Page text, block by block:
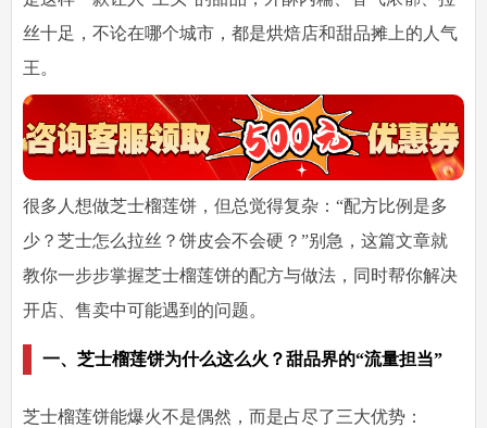
丝十足，不论在哪个城市，都是烘焙店和甜品摊上的人气
王。
很多人想做芝士榴莲饼，但总觉得复杂：“配方比例是多
少？芝士怎么拉丝？饼皮会不会硬？”别急，这篇文章就
教你一步步掌握芝士榴莲饼的配方与做法 ，同时帮你解决
开店、售卖中可能遇到的问题。
一、芝士榴莲饼为什么这么火？甜品界的“流量担当”
芝士榴莲饼能爆火不是偶然，而是占尽了三大优势：